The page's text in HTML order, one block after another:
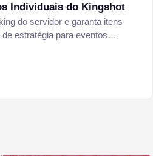
Individuais do Kingshot
do servidor e garanta itens
estratégia para eventos